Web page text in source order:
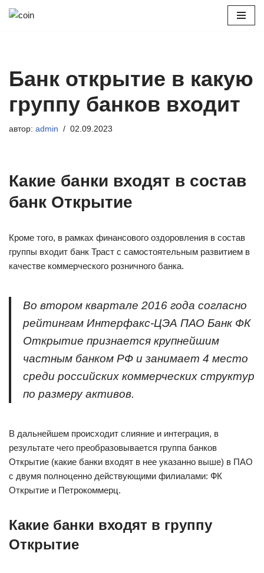
Банк открытие в какую
группу банков входит
автор: admin 02.09.2023
Какие банки входят в состав
банк Открытие
Кроме того, в рамках финансового оздоровления в состав
группы входит банк Траст с самостоятельным развитием в
качестве коммерческого розничного банка.
Во втором квартале 2016 года согласно
рейтингам Интерфакс-ЦЭА ПАО Банк ФК
Открытие признается крупнейшим
частным банком РФ и занимает 4 место
среди российских коммерческих структур
по размеру активов.
В дальнейшем происходит слияние и интеграция, в
результате чего преобразовывается группа банков
Открытие (какие банки входят в нее указанно выше) в ПАО
с двумя полноценно действующими филиалами: ФК
Открытие и Петрокоммерц.
Какие банки входят в группу
Открытие